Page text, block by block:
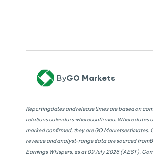
ByGO Markets
Reportingdates and release times are based on
relations calendars whereconfirmed. Where dates
marked confirmed, they are GO Marketsestimates.
revenue and analyst-range data are sourced
Earnings Whispers, as at 09 July 2026 (AEST).